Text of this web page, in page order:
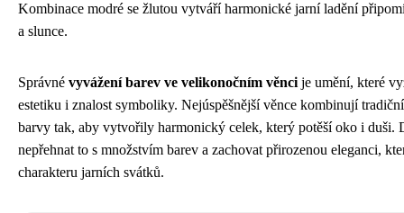
Kombinace modré se žlutou vytváří harmonické jarní ladění
a slunce.
Správné vyvážení barev ve velikonočním věnci je umění, které
estetiku i znalost symboliky. Nejúspěšnější věnce kombinují
barvy tak, aby vytvořily harmonický celek, který potěší oko i duši.
nepřehnat to s množstvím barev a zachovat přirozenou eleganci,
charakteru jarních svátků.